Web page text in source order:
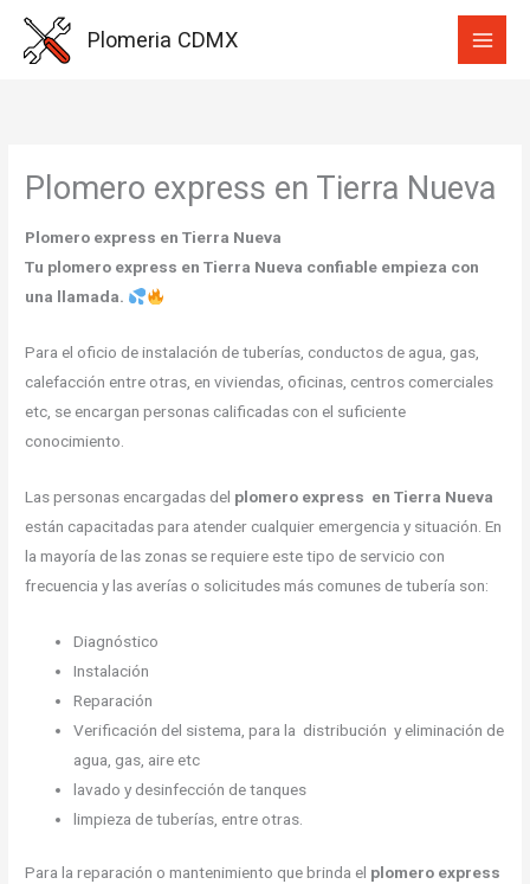
Plomeria CDMX
Plomero express en Tierra Nueva
Plomero express en Tierra Nueva
Tu plomero express en Tierra Nueva confiable empieza con
una llamada.
Para el oficio de instalación de tuberías, conductos de agua, gas,
calefacción entre otras, en viviendas, oficinas, centros comerciales
etc, se encargan personas calificadas con el suficiente
conocimiento.
Las personas encargadas del plomero express en Tierra Nueva
están capacitadas para atender cualquier emergencia y situación. En
la mayoría de las zonas se requiere este tipo de servicio con
frecuencia y las averías o solicitudes más comunes de tubería son:
Diagnóstico
Instalación
Reparación
Verificación del sistema, para la distribución y eliminación de
agua, gas, aire etc
lavado y desinfección de tanques
limpieza de tuberías, entre otras.
Para la reparación o mantenimiento que brinda el plomero express